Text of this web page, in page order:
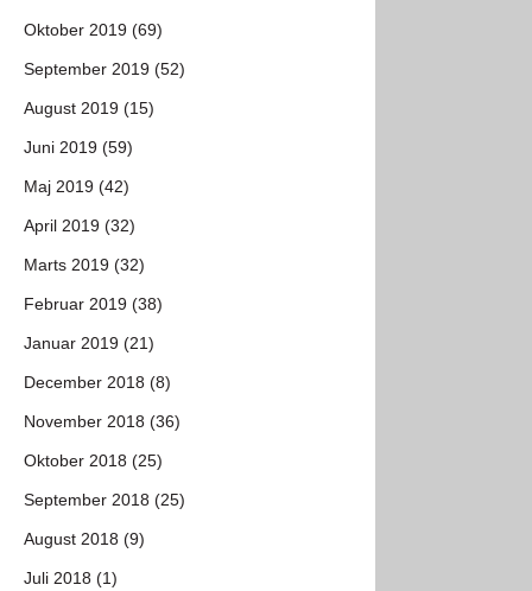
Oktober 2019 (69)
September 2019 (52)
August 2019 (15)
Juni 2019 (59)
Maj 2019 (42)
April 2019 (32)
Marts 2019 (32)
Februar 2019 (38)
Januar 2019 (21)
December 2018 (8)
November 2018 (36)
Oktober 2018 (25)
September 2018 (25)
August 2018 (9)
Juli 2018 (1)